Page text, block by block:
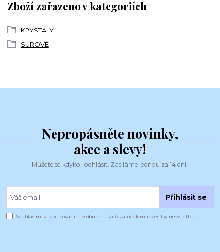
Zboží zařazeno v kategoriích
KRYSTALY
SUROVÉ
Nepropásněte novinky,
akce a slevy!
Můžete se kdykoli odhlásit. Zasíláme jednou za 14 dní.
Přihlásit se
Souhlasím se zpracováním osobních údajů za účelem rozesílky newsletteru.